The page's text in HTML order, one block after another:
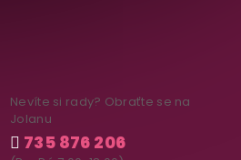
Nevíte si rady? Obraťte se na
Jolanu
735 876 206